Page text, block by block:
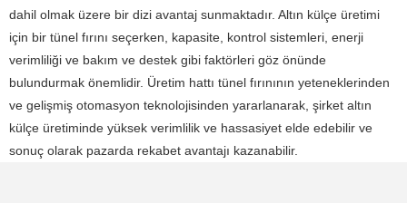
dahil olmak üzere bir dizi avantaj sunmaktadır. Altın külçe üretimi
için bir tünel fırını seçerken, kapasite, kontrol sistemleri, enerji
verimliliği ve bakım ve destek gibi faktörleri göz önünde
bulundurmak önemlidir. Üretim hattı tünel fırınının yeteneklerinden
ve gelişmiş otomasyon teknolojisinden yararlanarak, şirket altın
külçe üretiminde yüksek verimlilik ve hassasiyet elde edebilir ve
sonuç olarak pazarda rekabet avantajı kazanabilir.